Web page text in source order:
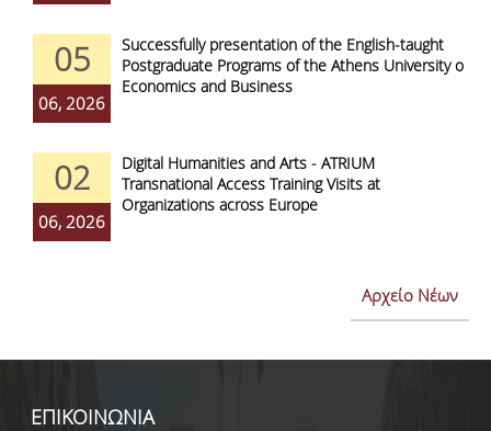
05
06, 2026
Successfully presentation of the English-taught
Postgraduate Programs of the Athens University of
Economics and Business
02
06, 2026
Digital Humanities and Arts - ATRIUM
Transnational Access Training Visits at
Organizations across Europe
Αρχείο Νέων
ΕΠΙΚΟΙΝΩΝΙΑ